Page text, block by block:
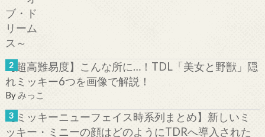
【超高難易度】こんな所に…！TDL「美女と野獣」隠
れミッキー6つを画像で解説！
Byみっこ
【ミッキーニューフェイス時系列まとめ】新しいミ
ッキー・ミニーの顔はどのようにTDRへ導入された